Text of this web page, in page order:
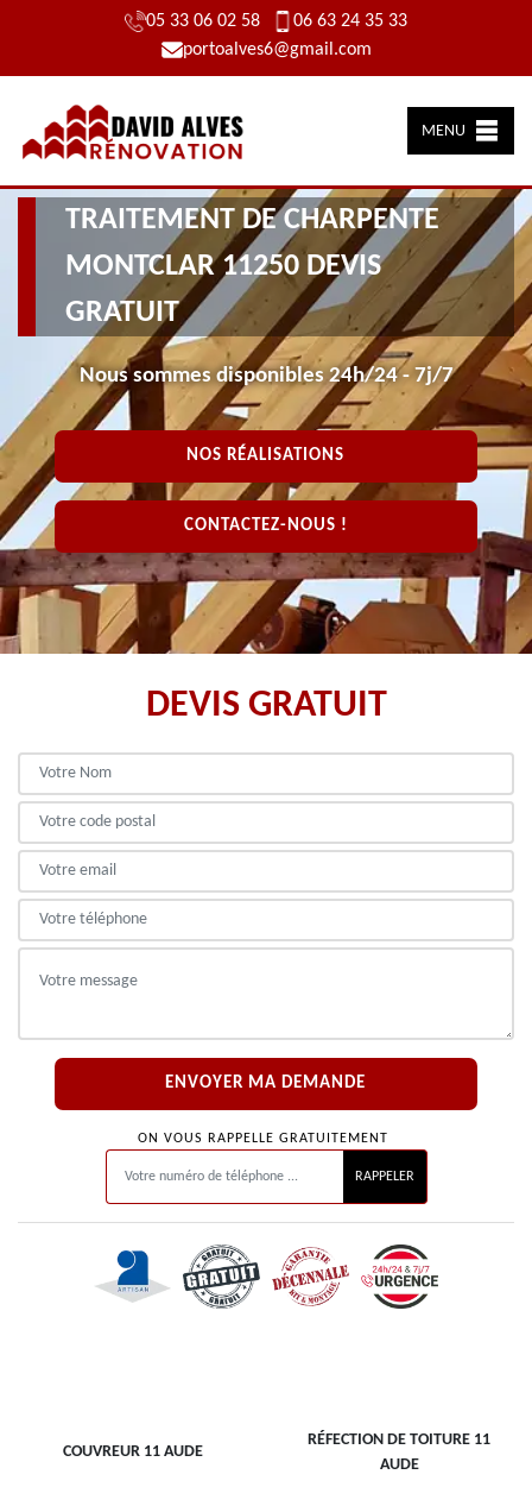
05 33 06 02 58
06 63 24 35 33
portoalves6@gmail.com
MENU
TRAITEMENT DE CHARPENTE
MONTCLAR 11250 DEVIS
GRATUIT
Nous sommes disponibles 24h/24 - 7j/7
NOS RÉALISATIONS
CONTACTEZ-NOUS !
DEVIS GRATUIT
ON VOUS RAPPELLE GRATUITEMENT
COUVREUR 11 AUDE
RÉFECTION DE TOITURE 11
AUDE